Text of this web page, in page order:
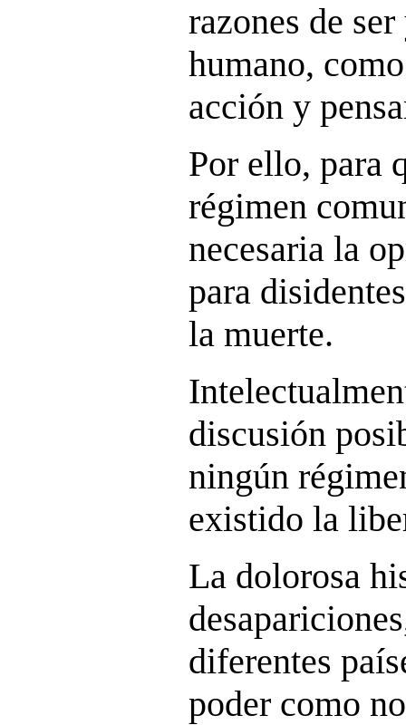
razones de
humano,
acción y
Por ello, para
régimen
necesaria la
para
la muerte.
discusión
ningún
existido la
La dolorosa
diferentes
poder como